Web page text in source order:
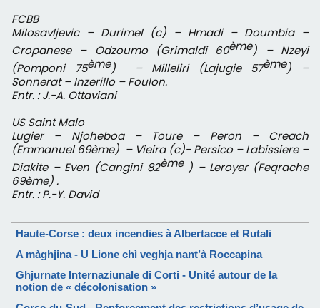
FCBB
Milosavljevic – Durimel (c) – Hmadi – Doumbia –
Cropanese – Odzoumo (Grimaldi 60ème) – Nzeyi
(Pomponi 75ème) – Milleliri (Lajugie 57ème) –
Sonnerat – Inzerillo – Foulon.
Entr. : J.-A. Ottaviani
US Saint Malo
Lugier – Njoheboa – Toure – Peron – Creach
(Emmanuel 69ème) – Vieira (c)- Persico – Labissiere –
Diakite – Even (Cangini 82ème) – Leroyer (Feqrache
69ème) .
Entr. : P.-Y. David
Haute-Corse : deux incendies à Albertacce et Rutali
A màghjina - U Lione chì veghja nant’à Roccapina
Ghjurnate Internaziunale di Corti - Unité autour de la
notion de « décolonisation »